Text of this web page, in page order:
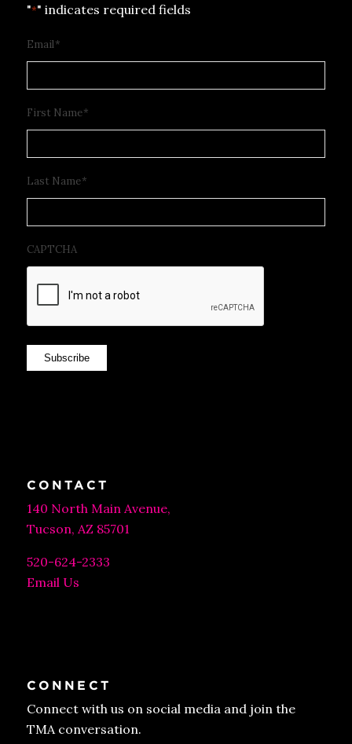
"*" indicates required fields
Email*
First Name*
Last Name*
CAPTCHA
Subscribe
CONTACT
140 North Main Avenue,
Tucson, AZ 85701
520-624-2333
Email Us
CONNECT
Connect with us on social media and join the
TMA conversation.